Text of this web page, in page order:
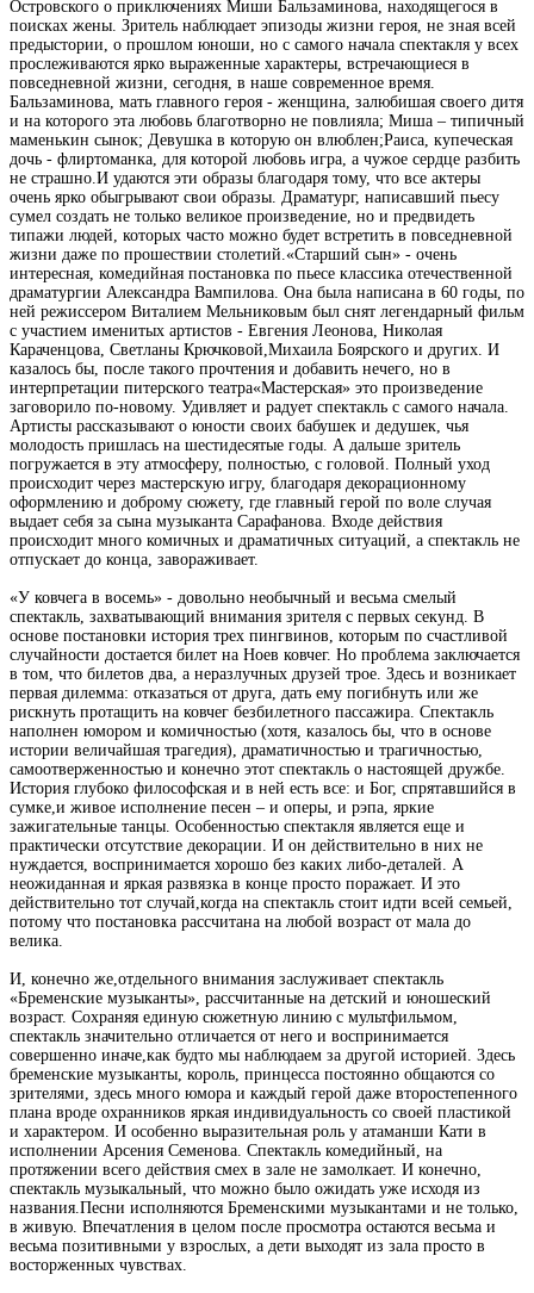
Островского о приключениях Миши Бальзаминова, находящегося в
поисках жены. Зритель наблюдает эпизоды жизни героя, не зная всей
предыстории, о прошлом юноши, но с самого начала спектакля у всех
прослеживаются ярко выраженные характеры, встречающиеся в
повседневной жизни, сегодня, в наше современное время.
Бальзаминова, мать главного героя - женщина, залюбишая своего дитя
и на которого эта любовь благотворно не повлияла; Миша – типичный
маменькин сынок; Девушка в которую он влюблен;Раиса, купеческая
дочь - флиртоманка, для которой любовь игра, а чужое сердце разбить
не страшно.И удаются эти образы благодаря тому, что все актеры
очень ярко обыгрывают свои образы. Драматург, написавший пьесу
сумел создать не только великое произведение, но и предвидеть
типажи людей, которых часто можно будет встретить в повседневной
жизни даже по прошествии столетий.«Старший сын» - очень
интересная, комедийная постановка по пьесе классика отечественной
драматургии Александра Вампилова. Она была написана в 60 годы, по
ней режиссером Виталием Мельниковым был снят легендарный фильм
с участием именитых артистов - Евгения Леонова, Николая
Караченцова, Светланы Крючковой,Михаила Боярского и других. И
казалось бы, после такого прочтения и добавить нечего, но в
интерпретации питерского театра«Мастерская» это произведение
заговорило по-новому. Удивляет и радует спектакль с самого начала.
Артисты рассказывают о юности своих бабушек и дедушек, чья
молодость пришлась на шестидесятые годы. А дальше зритель
погружается в эту атмосферу, полностью, с головой. Полный уход
происходит через мастерскую игру, благодаря декорационному
оформлению и доброму сюжету, где главный герой по воле случая
выдает себя за сына музыканта Сарафанова. Входе действия
происходит много комичных и драматичных ситуаций, а спектакль не
отпускает до конца, завораживает.
«У ковчега в восемь» - довольно необычный и весьма смелый
спектакль, захватывающий внимания зрителя с первых секунд. В
основе постановки история трех пингвинов, которым по счастливой
случайности достается билет на Ноев ковчег. Но проблема заключается
в том, что билетов два, а неразлучных друзей трое. Здесь и возникает
первая дилемма: отказаться от друга, дать ему погибнуть или же
рискнуть протащить на ковчег безбилетного пассажира. Спектакль
наполнен юмором и комичностью (хотя, казалось бы, что в основе
истории величайшая трагедия), драматичностью и трагичностью,
самоотверженностью и конечно этот спектакль о настоящей дружбе.
История глубоко философская и в ней есть все: и Бог, спрятавшийся в
сумке,и живое исполнение песен – и оперы, и рэпа, яркие
зажигательные танцы. Особенностью спектакля является еще и
практически отсутствие декорации. И он действительно в них не
нуждается, воспринимается хорошо без каких либо-деталей. А
неожиданная и яркая развязка в конце просто поражает. И это
действительно тот случай,когда на спектакль стоит идти всей семьей,
потому что постановка рассчитана на любой возраст от мала до
велика.
И, конечно же,отдельного внимания заслуживает спектакль
«Бременские музыканты», рассчитанные на детский и юношеский
возраст. Сохраняя единую сюжетную линию с мультфильмом,
спектакль значительно отличается от него и воспринимается
совершенно иначе,как будто мы наблюдаем за другой историей. Здесь
бременские музыканты, король, принцесса постоянно общаются со
зрителями, здесь много юмора и каждый герой даже второстепенного
плана вроде охранников яркая индивидуальность со своей пластикой
и характером. И особенно выразительная роль у атаманши Кати в
исполнении Арсения Семенова. Спектакль комедийный, на
протяжении всего действия смех в зале не замолкает. И конечно,
спектакль музыкальный, что можно было ожидать уже исходя из
названия.Песни исполняются Бременскими музыкантами и не только,
в живую. Впечатления в целом после просмотра остаются весьма и
весьма позитивными у взрослых, а дети выходят из зала просто в
восторженных чувствах.